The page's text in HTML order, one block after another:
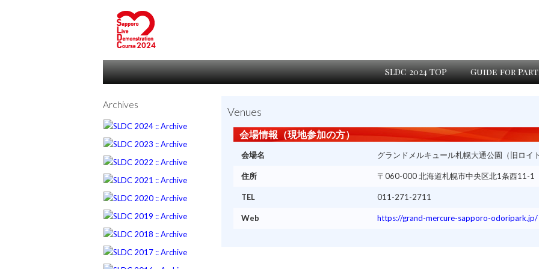
SLDC 2024 TOP Guide for
Archives
Venues
会場情報（現地参加の方）
会場名 グランドメルキュール札幌大通公園（旧ロイ
住所 〒060-000 北海道札幌市中央区北1条西11-1
TEL 011-271-2711
Web https://grand-mercure-sapporo-odoripark.jp/